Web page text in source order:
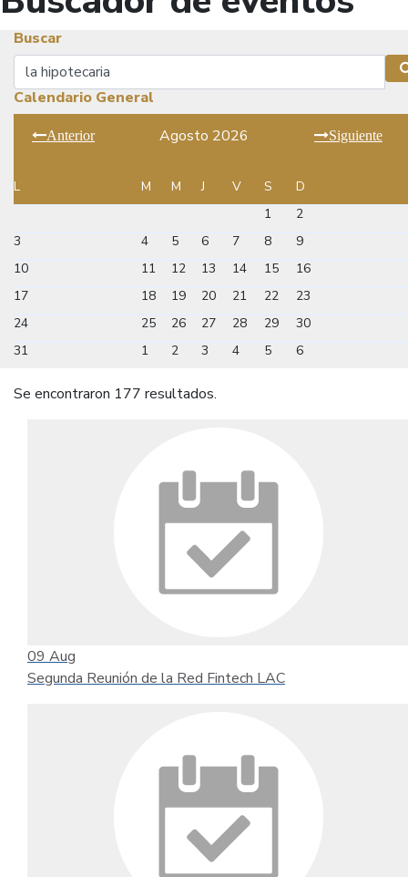
Buscar
Buscar
Calendario General
Anterior Agosto 2026 Siguiente
L M M J V S
D
1
2
3
4 5 6 7 8
9
10
11 12 13 14 15
16
17
18 19 20 21 22
23
24
25 26 27 28 29
30
31
1 2 3 4 5 6
Se encontraron 177 resultados.
09 Aug
Segunda Reunión de la Red Fintech LAC